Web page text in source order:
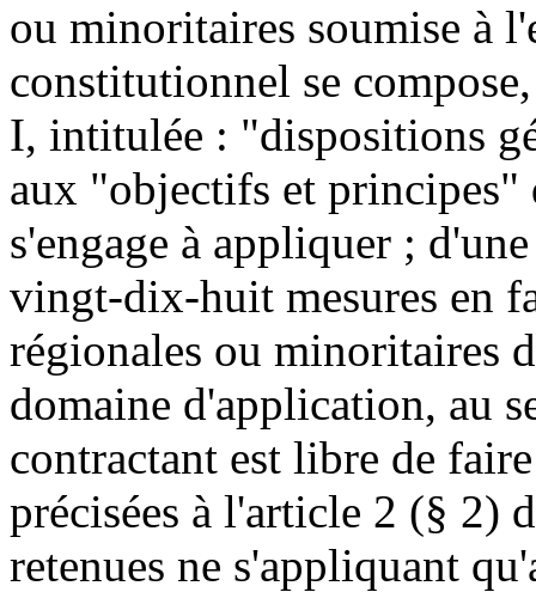
ou minoritaires soumise à
constitutionnel se
I, intitulée : "dispositions
aux "objectifs et principes"
s'engage à appliquer ;
vingt-dix-huit mesures en
régionales ou minoritaires
domaine d'application, au
contractant est libre de
précisées à l'article 2 (§ 2)
retenues ne s'appliquant